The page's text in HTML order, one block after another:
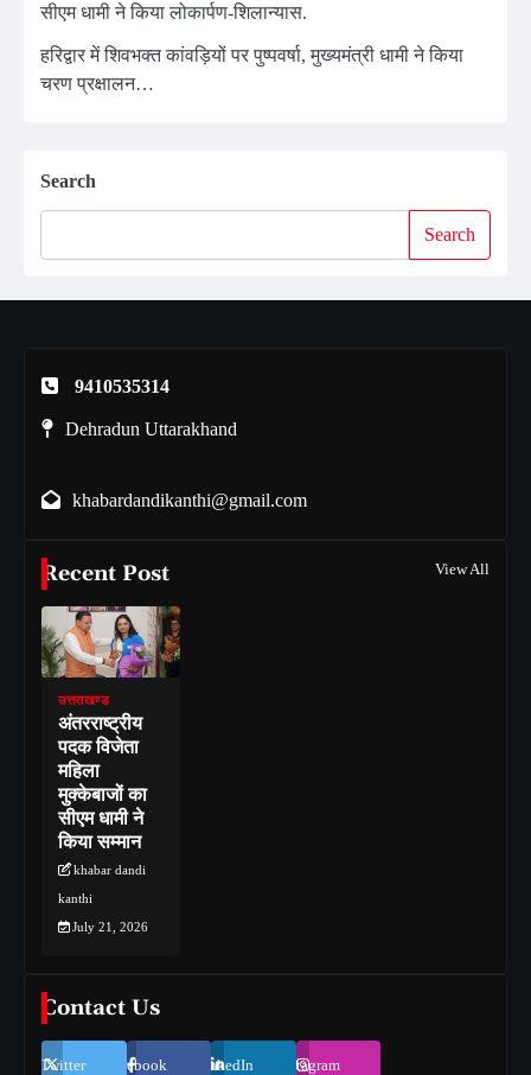
सीएम धामी ने किया लोकार्पण-शिलान्यास.
हरिद्वार में शिवभक्त कांवड़ियों पर पुष्पवर्षा, मुख्यमंत्री धामी ने किया
चरण प्रक्षालन…
Search
Search
9410535314
Dehradun Uttarakhand
khabardandikanthi@gmail.com
Recent Post View All
उत्तराखण्ड
अंतरराष्ट्रीय
पदक विजेता
महिला
मुक्केबाजों का
सीएम धामी ने
किया सम्मान
khabar dandi
kanthi
July 21, 2026
Contact Us
Twitter Facebook LinkedIn Instagram